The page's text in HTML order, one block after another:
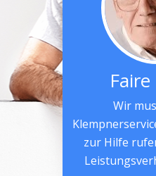
Wir
zur Hilfe